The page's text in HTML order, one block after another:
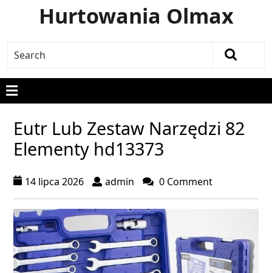
Hurtowania Olmax
Eutr Lub Zestaw Narzędzi 82
Elementy hd13373
14 lipca 2026 admin 0 Comment